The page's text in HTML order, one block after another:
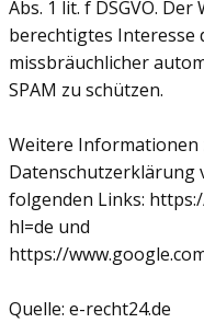
Abs. 1 lit. f DSGVO.
berechtigtes Interesse
missbräuchlicher
SPAM zu schützen.
Weitere Informationen
Datenschutzerklärung
folgenden Links:
hl=de und
https://
Quelle: e-recht24.de